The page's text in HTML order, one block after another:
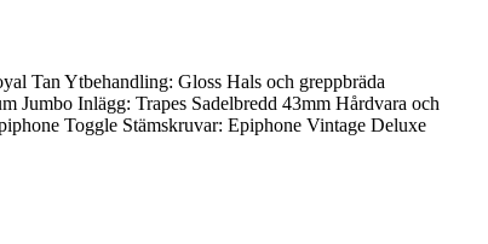
Tan Ytbehandling: Gloss Hals och greppbräda
Jumbo Inlägg: Trapes Sadelbredd 43mm Hårdvara och
Toggle Stämskruvar: Epiphone Vintage Deluxe